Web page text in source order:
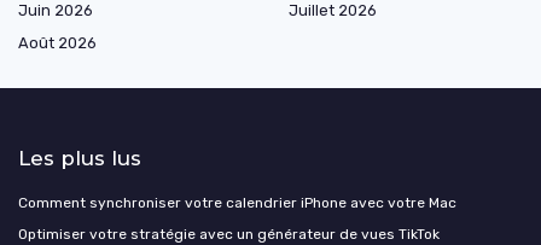
Juin 2026
Juillet 2026
Août 2026
Les plus lus
Comment synchroniser votre calendrier iPhone avec votre Mac
Optimiser votre stratégie avec un générateur de vues TikTok